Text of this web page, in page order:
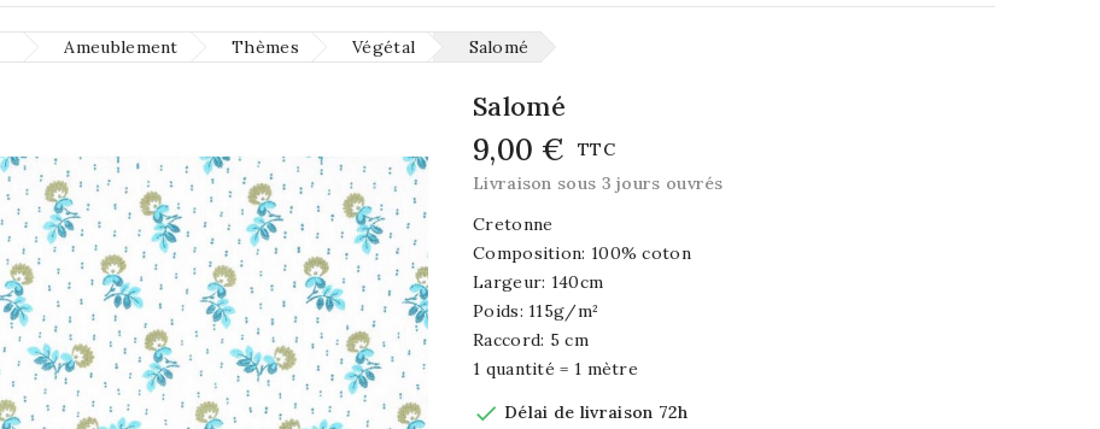
Ameublement Thèmes Végétal Salomé
Salomé
9,00 €
TTC
Livraison sous 3 jours ouvrés
Cretonne
Composition: 100% coton
Largeur: 140cm
Poids: 115g/m²
Raccord: 5 cm
1 quantité = 1 mètre
 Délai de livraison 72h